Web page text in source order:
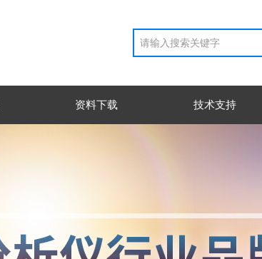
资料下载 技术支持